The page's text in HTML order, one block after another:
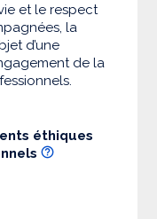
et le respect
la
d’une
de la
éthiques